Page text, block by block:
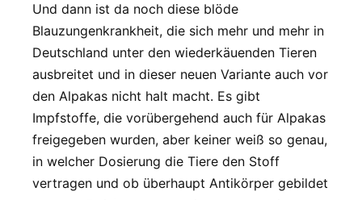
Und dann ist da noch diese blöde
Blauzungenkrankheit, die sich mehr und mehr in
Deutschland unter den wiederkäuenden Tieren
ausbreitet und in dieser neuen Variante auch vor
den Alpakas nicht halt macht. Es gibt
Impfstoffe, die vorübergehend auch für Alpakas
freigegeben wurden, aber keiner weiß so genau,
in welcher Dosierung die Tiere den Stoff
vertragen und ob überhaupt Antikörper gebildet